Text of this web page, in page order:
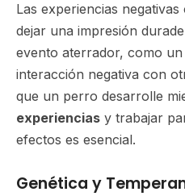
Las experiencias
dejar una impresión
evento aterrador, como
interacción negativa con
que un perro desarrolle
experiencias y trabajar
efectos es esencial.
Genética y